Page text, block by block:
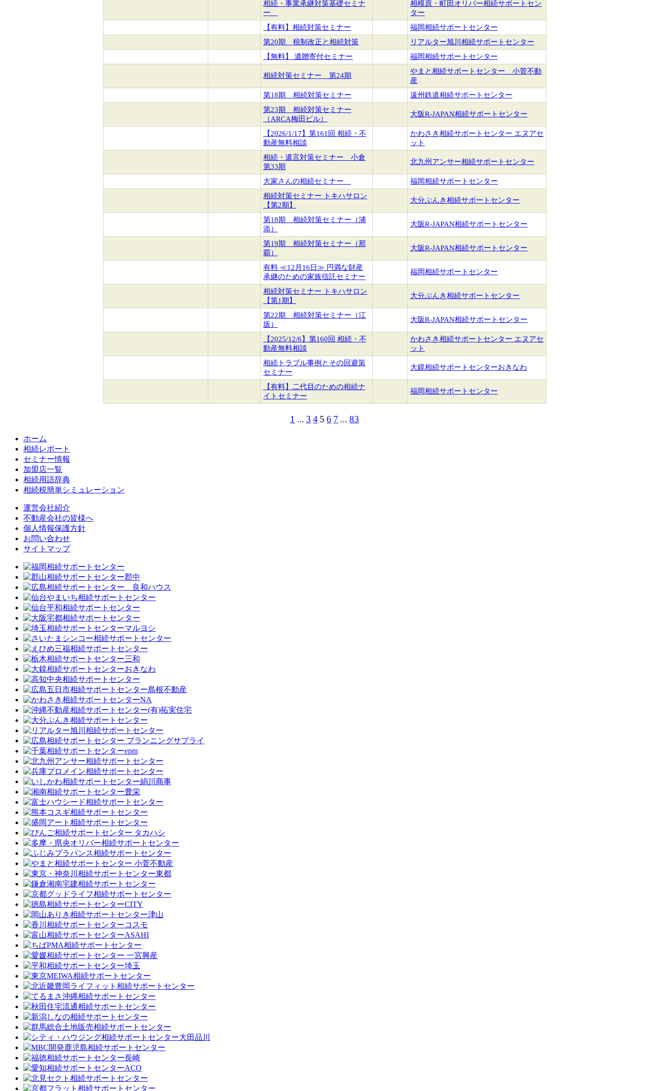
相続・事業承継対策基礎セミナ
ー
相模原・町田オリバー相続サポートセン
ター
【有料】相続対策セミナー
福岡相続サポートセンター
第20期 税制改正と相続対策
リアルター旭川相続サポートセンター
【無料】 遺贈寄付セミナー
福岡相続サポートセンター
相続対策セミナー 第24期
やまと相続サポートセンター 小菅不動
産
第18期 相続対策セミナー
遠州鉄道相続サポートセンター
第23期 相続対策セミナー
（ARCA梅田ビル）
大阪R-JAPAN相続サポートセンター
【2026/1/17】第161回 相続・不
動産無料相談
かわさき相続サポートセンター エヌアセ
ット
相続・遺言対策セミナー 小倉
第33期
北九州アンサー相続サポートセンター
大家さんの相続セミナー
福岡相続サポートセンター
相続対策セミナー トキハサロン
【第2期】
大分ぶんき相続サポートセンター
第18期 相続対策セミナー（浦
添）
大阪R-JAPAN相続サポートセンター
第19期 相続対策セミナー（那
覇）
大阪R-JAPAN相続サポートセンター
有料 ≪12月16日≫ 円満な財産
承継のための家族信託セミナー
福岡相続サポートセンター
相続対策セミナー トキハサロン
【第1期】
大分ぶんき相続サポートセンター
第22期 相続対策セミナー（江
坂）
大阪R-JAPAN相続サポートセンター
【2025/12/6】第160回 相続・不
動産無料相談
かわさき相続サポートセンター エヌアセ
ット
相続トラブル事例とその回避策
セミナー
大鏡相続サポートセンターおきなわ
【有料】二代目のための相続ナ
イトセミナー
福岡相続サポートセンター
1 ... 3 4 5 6 7 ... 83
ホーム
相続レポート
セミナー情報
加盟店一覧
相続用語辞典
相続税簡単シミュレーション
運営会社紹介
不動産会社の皆様へ
個人情報保護方針
お問い合わせ
サイトマップ